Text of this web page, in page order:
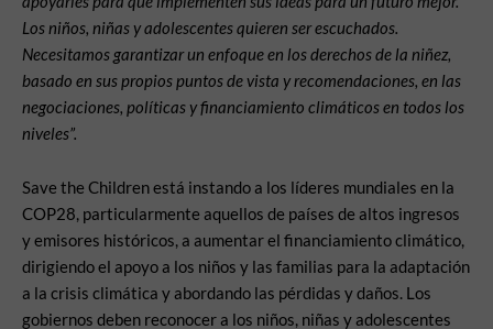
Los niños, niñas y adolescentes quieren ser escuchados.
Necesitamos garantizar un enfoque en los derechos de la niñez,
basado en sus propios puntos de vista y recomendaciones, en las
negociaciones, políticas y financiamiento climáticos en todos los
niveles”.
Save the Children está instando a los líderes mundiales en la
COP28, particularmente aquellos de países de altos ingresos
y emisores históricos, a aumentar el financiamiento climático,
dirigiendo el apoyo a los niños y las familias para la adaptación
a la crisis climática y abordando las pérdidas y daños. Los
gobiernos deben reconocer a los niños, niñas y adolescentes